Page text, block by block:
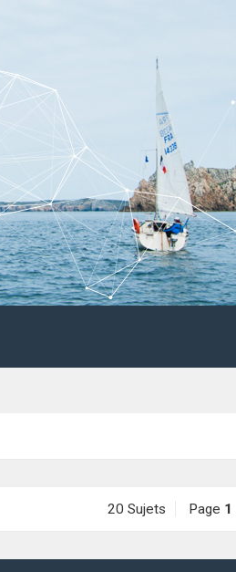
20 Sujets Page 1